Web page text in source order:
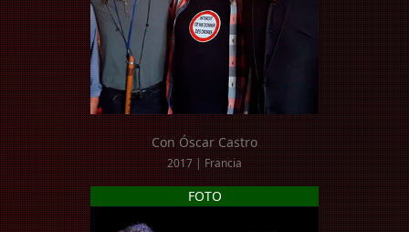
Con Óscar Castro
2017 | Francia
FOTO